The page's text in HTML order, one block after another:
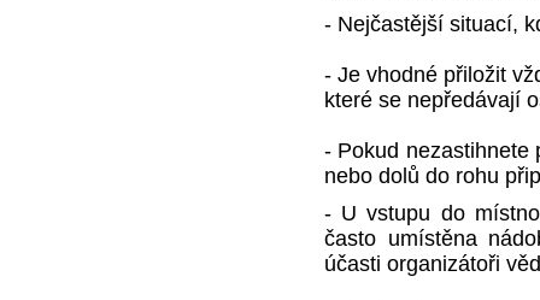
- Nejčastější situací,
- Je vhodné přiložit
které se nepředávají
- Pokud nezastihnete
nebo dolů do rohu
- U vstupu do
často umístěna
účasti organizátoři